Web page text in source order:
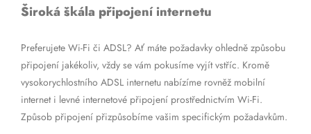
Široká škála připojení internetu
Preferujete Wi-Fi či ADSL? Ať máte požadavky ohledně způsobu
připojení jakékoliv, vždy se vám pokusíme vyjít vstříc. Kromě
vysokorychlostního ADSL internetu nabízíme rovněž mobilní
internet i levné internetové připojení prostřednictvím Wi-Fi.
Způsob připojení přizpůsobíme vašim specifickým požadavkům.